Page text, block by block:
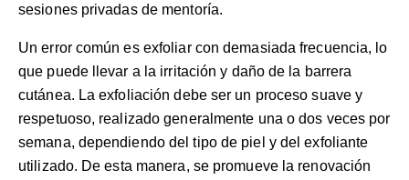
sesiones privadas de mentoría.
Un error común es exfoliar con demasiada frecuencia, lo
que puede llevar a la irritación y daño de la barrera
cutánea. La exfoliación debe ser un proceso suave y
respetuoso, realizado generalmente una o dos veces por
semana, dependiendo del tipo de piel y del exfoliante
utilizado. De esta manera, se promueve la renovación